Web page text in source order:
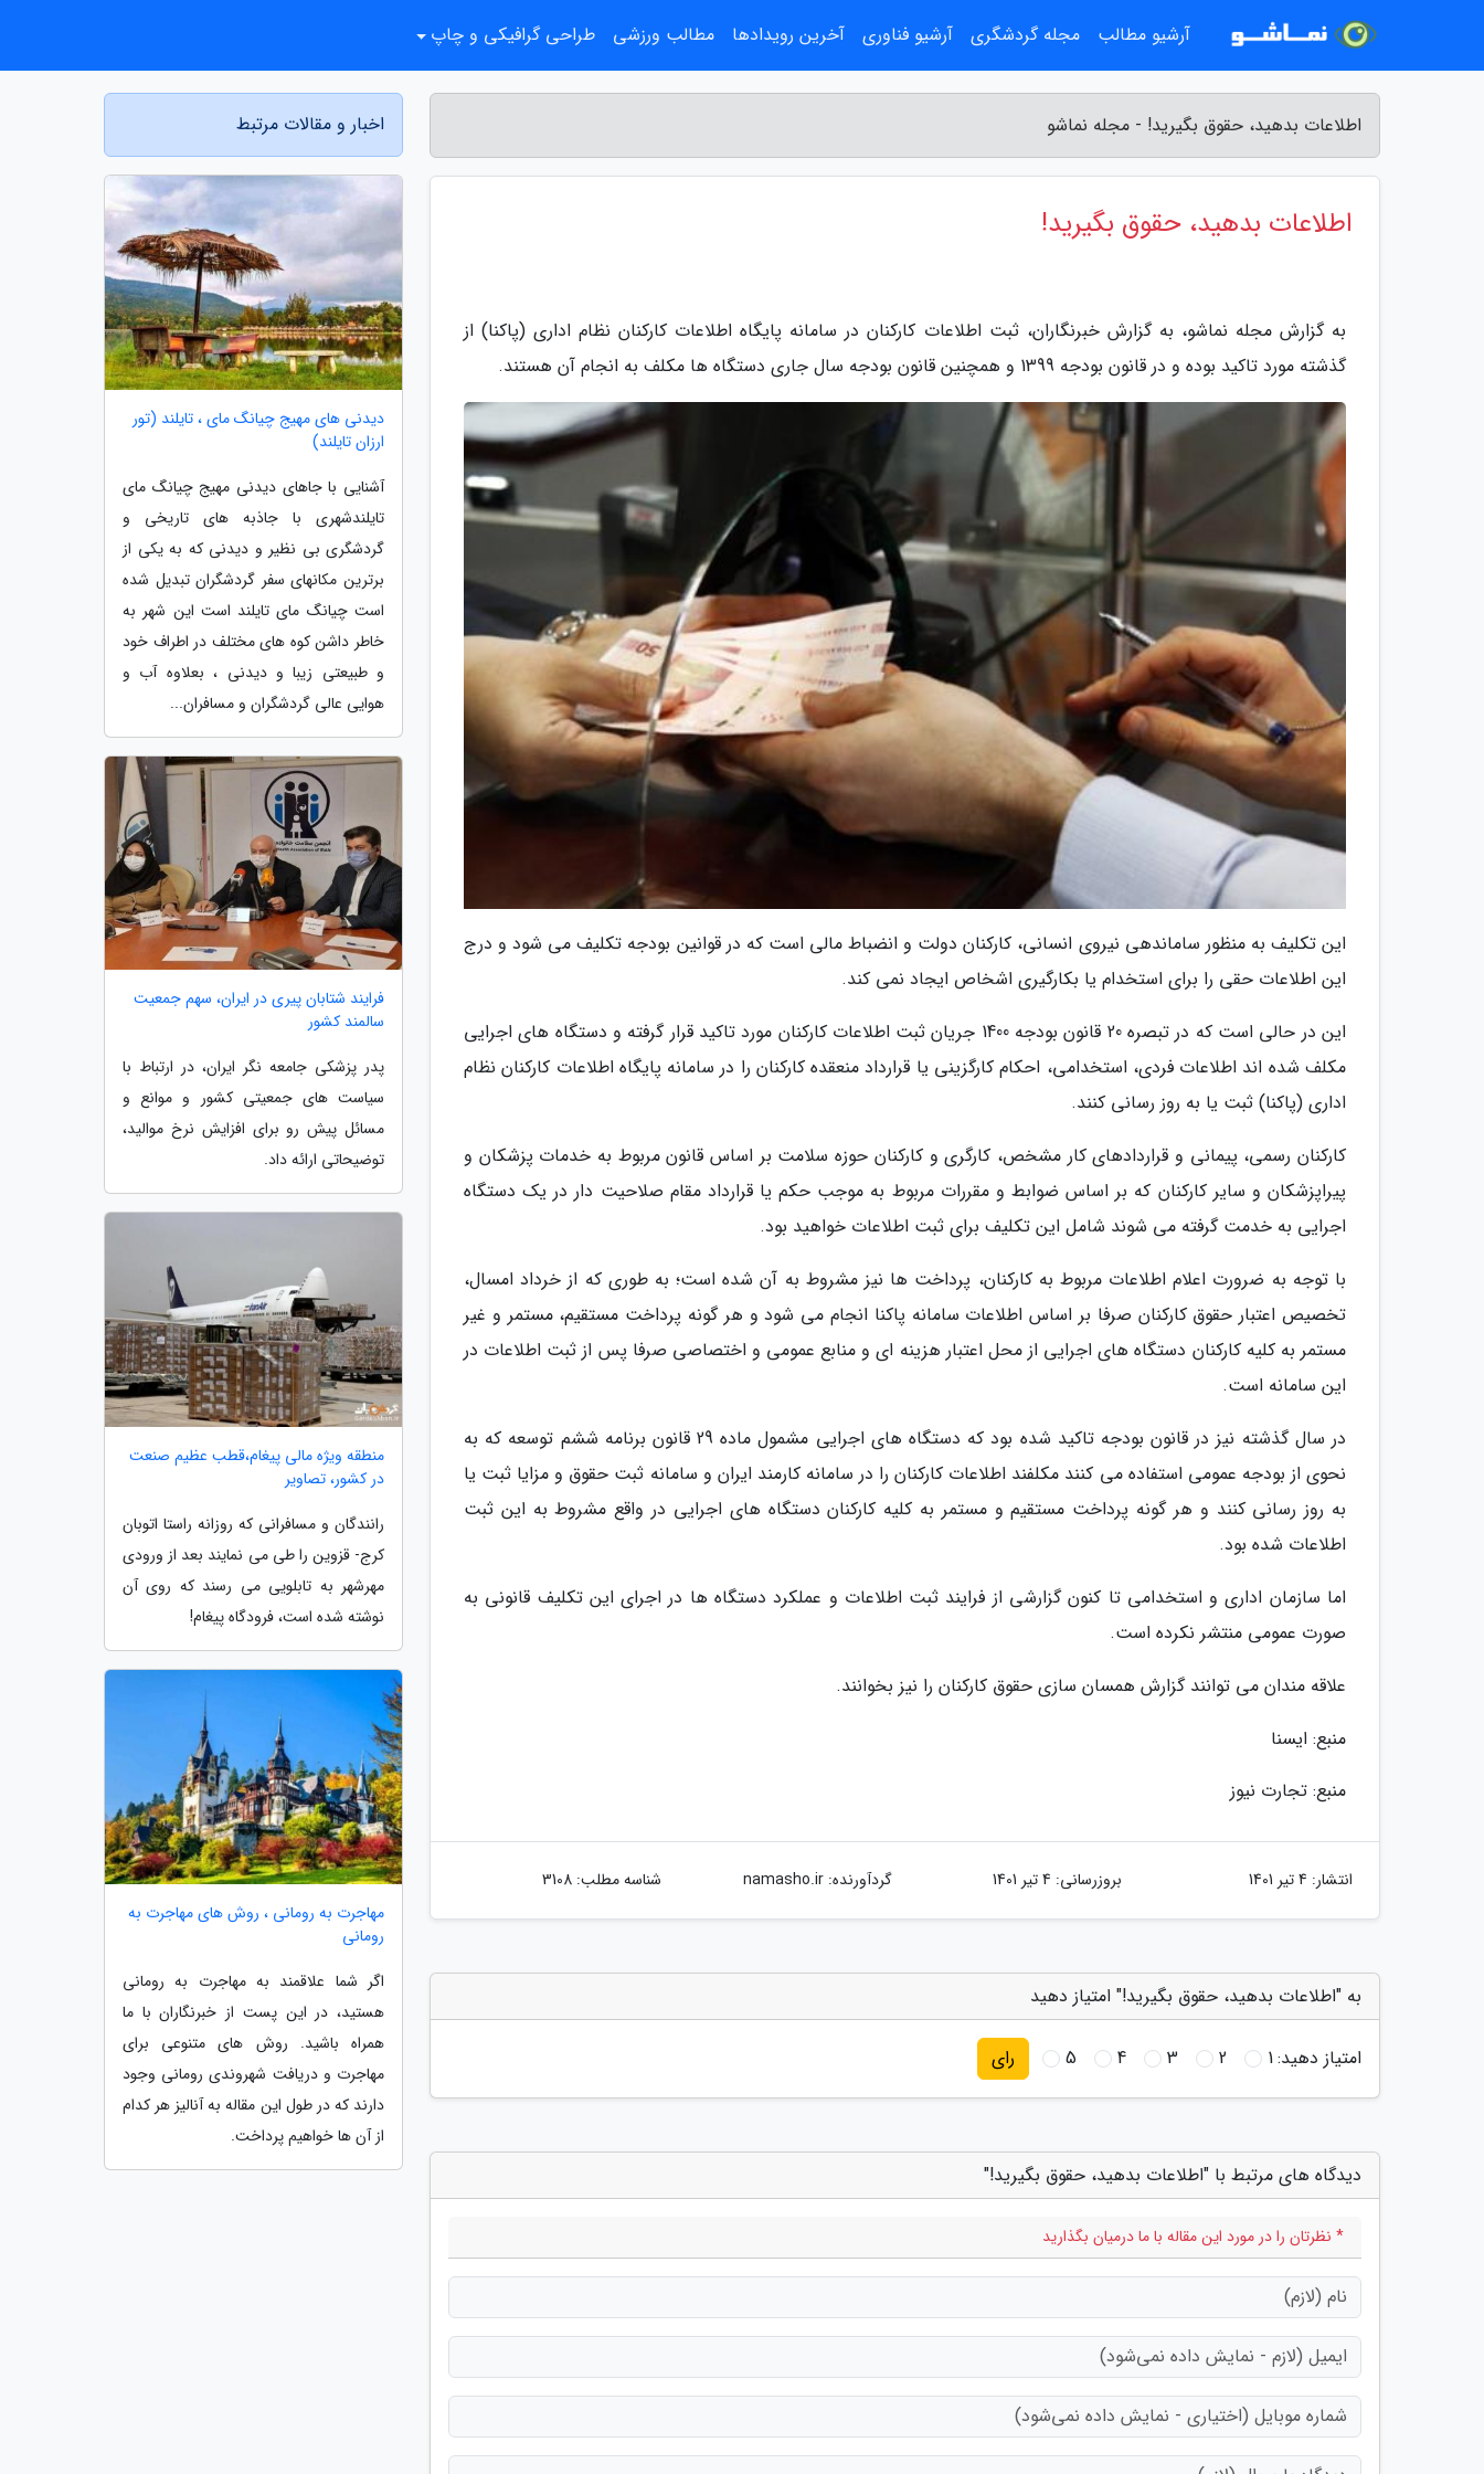
اطلاعات بدهید، حقوق بگیرید! - مجله نماشو
اطلاعات بدهید، حقوق بگیرید!
به گزارش مجله نماشو، به گزارش خبرنگاران، ثبت اطلاعات کارکنان در سامانه پایگاه اطلاعات کارکنان نظام اداری (پاکنا) از
گذشته مورد تاکید بوده و در قانون بودجه 1399 و همچنین قانون بودجه سال جاری دستگاه ها مکلف به انجام آن هستند.
این تکلیف به منظور ساماندهی نیروی انسانی، کارکنان دولت و انضباط مالی است که در قوانین بودجه تکلیف می شود و درج
این اطلاعات حقی را برای استخدام یا بکارگیری اشخاص ایجاد نمی کند.
این در حالی است که در تبصره 20 قانون بودجه 1400 جریان ثبت اطلاعات کارکنان مورد تاکید قرار گرفته و دستگاه های اجرایی
مکلف شده اند اطلاعات فردی، استخدامی، احکام کارگزینی یا قرارداد منعقده کارکنان را در سامانه پایگاه اطلاعات کارکنان نظام
اداری (پاکنا) ثبت یا به روز رسانی کنند.
کارکنان رسمی، پیمانی و قراردادهای کار مشخص، کارگری و کارکنان حوزه سلامت بر اساس قانون مربوط به خدمات پزشکان و
پیراپزشکان و سایر کارکنان که بر اساس ضوابط و مقررات مربوط به موجب حکم یا قرارداد مقام صلاحیت دار در یک دستگاه
اجرایی به خدمت گرفته می شوند شامل این تکلیف برای ثبت اطلاعات خواهید بود.
با توجه به ضرورت اعلام اطلاعات مربوط به کارکنان، پرداخت ها نیز مشروط به آن شده است؛ به طوری که از خرداد امسال،
تخصیص اعتبار حقوق کارکنان صرفا بر اساس اطلاعات سامانه پاکنا انجام می شود و هر گونه پرداخت مستقیم، مستمر و غیر
مستمر به کلیه کارکنان دستگاه های اجرایی از محل اعتبار هزینه ای و منابع عمومی و اختصاصی صرفا پس از ثبت اطلاعات در
این سامانه است.
در سال گذشته نیز در قانون بودجه تاکید شده بود که دستگاه های اجرایی مشمول ماده 29 قانون برنامه ششم توسعه که به
نحوی از بودجه عمومی استفاده می کنند مکلفند اطلاعات کارکنان را در سامانه کارمند ایران و سامانه ثبت حقوق و مزایا ثبت یا
به روز رسانی کنند و هر گونه پرداخت مستقیم و مستمر به کلیه کارکنان دستگاه های اجرایی در واقع مشروط به این ثبت
اطلاعات شده بود.
اما سازمان اداری و استخدامی تا کنون گزارشی از فرایند ثبت اطلاعات و عملکرد دستگاه ها در اجرای این تکلیف قانونی به
صورت عمومی منتشر نکرده است.
علاقه مندان می توانند گزارش همسان سازی حقوق کارکنان را نیز بخوانند.
منبع: ایسنا
منبع: تجارت نیوز
انتشار: 4 تیر 1401 بروزرسانی: 4 تیر 1401 گردآورنده:namasho.ir شناسه مطلب: 3108
به "اطلاعات بدهید، حقوق بگیرید!" امتیاز دهید
امتیاز دهید:1
2
3
4
5 رای
دیدگاه های مرتبط با "اطلاعات بدهید، حقوق بگیرید!"
* نظرتان را در مورد این مقاله با ما درمیان بگذارید
اخبار و مقالات مرتبط
دیدنی های مهیج چیانگ مای ، تایلند (تور
ارزان تایلند)
آشنایی با جاهای دیدنی مهیج چیانگ مای
تایلندشهری با جاذبه های تاریخی و
گردشگری بی نظیر و دیدنی که به یکی از
برترین مکانهای سفر گردشگران تبدیل شده
است چیانگ مای تایلند است این شهر به
خاطر داشن کوه های مختلف در اطراف خود
و طبیعتی زیبا و دیدنی ، بعلاوه آب و
هوایی عالی گردشگران و مسافران...
فرایند شتابان پیری در ایران، سهم جمعیت
سالمند کشور
پدر پزشکی جامعه نگر ایران، در ارتباط با
سیاست های جمعیتی کشور و موانع و
مسائل پیش رو برای افزایش نرخ موالید،
توضیحاتی ارائه داد.
منطقه ویژه مالی پیغام،قطب عظیم صنعت
در کشور، تصاویر
رانندگان و مسافرانی که روزانه راستا اتوبان
کرج- قزوین را طی می نمایند بعد از ورودی
مهرشهر به تابلویی می رسند که روی آن
نوشته شده است، فرودگاه پیغام!
مهاجرت به رومانی ، روش های مهاجرت به
رومانی
اگر شما علاقمند به مهاجرت به رومانی
هستید، در این پست از خبرنگاران با ما
همراه باشید. روش های متنوعی برای
مهاجرت و دریافت شهروندی رومانی وجود
دارند که در طول این مقاله به آنالیز هر کدام
از آن ها خواهیم پرداخت.
آرشیو مطالب مجله گردشگری آرشیو فناوری آخرین رویدادها مطالب ورزشی طراحی گرافیکی و چاپ